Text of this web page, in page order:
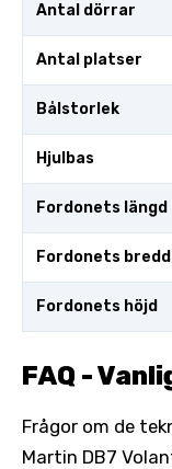
Antal dörrar
Antal platser
Bålstorlek
Hjulbas
Fordonets längd
Fordonets bredd
Fordonets höjd
FAQ -
Frågor om de
Martin DB7